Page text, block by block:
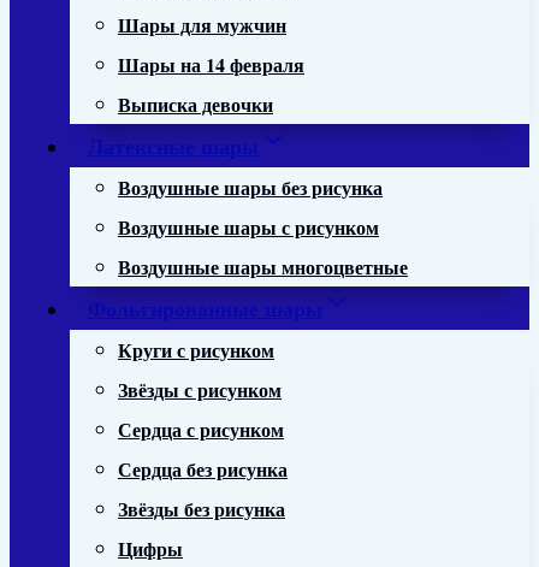
Шары для мужчин
Шары на 14 февраля
Выписка девочки
Латексные шары
Воздушные шары без рисунка
Воздушные шары с рисунком
Воздушные шары многоцветные
Фольгированные шары
Круги с рисунком
Звёзды с рисунком
Сердца с рисунком
Сердца без рисунка
Звёзды без рисунка
Цифры